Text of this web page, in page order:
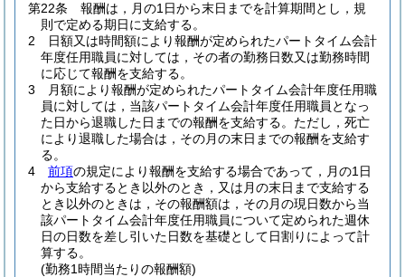
第22条
報酬は，月の1日から末日までを計算期間とし，規
則で定める期日に支給する。
2
日額又は時間額により報酬が定められたパートタイム会計
年度任用職員に対しては，その者の勤務日数又は勤務時間
に応じて報酬を支給する。
3
月額により報酬が定められたパートタイム会計年度任用職
員に対しては，当該パートタイム会計年度任用職員となっ
た日から退職した日までの報酬を支給する。 ただし，死亡
により退職した場合は，その月の末日までの報酬を支給す
る。
4
前項の規定により報酬を支給する場合であって，月の1日
から支給するとき以外のとき，又は月の末日まで支給する
とき以外のときは，その報酬額は，その月の現日数から当
該パートタイム会計年度任用職員について定められた週休
日の日数を差し引いた日数を基礎として日割りによって計
算する。
(勤務1時間当たりの報酬額)